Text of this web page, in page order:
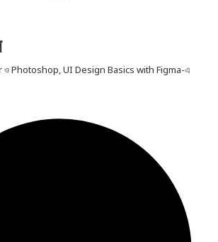
Photoshop, UI Design Basics with Figma-এ